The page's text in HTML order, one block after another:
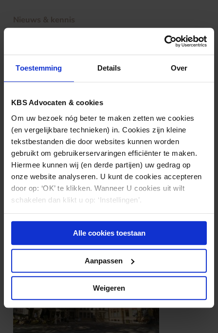
Toestemming Details Over
KBS Advocaten & cookies
Om uw bezoek nóg beter te maken zetten we cookies
(en vergelijkbare technieken) in. Cookies zijn kleine
tekstbestanden die door websites kunnen worden
gebruikt om gebruikerservaringen efficiënter te maken.
Hiermee kunnen wij (en derde partijen) uw gedrag op
onze website analyseren. U kunt de cookies accepteren
door op: ‘OK’ te klikken. Wanneer U cookies uit wilt
schakelen dan klikt u op: ‘Instellingen’.
Alle cookies toestaan
Aanpassen
Weigeren
Nieuws & kennis
PRIVACY19.06.2025
AP hoeft niet handhavend op te treden
tegen het Regionaal Tuchtcollege voor de
Gezondheidszorg te Zwolle